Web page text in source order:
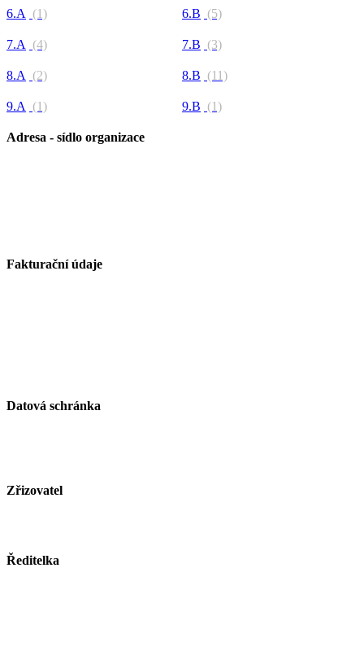
6.A (1) 6.B (5)
7.A (4) 7.B (3)
8.A (2) 8.B (11)
9.A (1) 9.B (1)
Adresa - sídlo organizace
Fakturační údaje
Datová schránka
Zřizovatel
Ředitelka